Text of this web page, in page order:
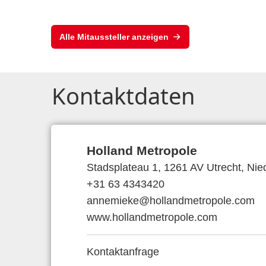
Alle Mitaussteller anzeigen
Kontaktdaten
Holland Metropole
Stadsplateau 1, 1261 AV Utrecht,
+31 63 4343420
annemieke@hollandmetropole.com
www.hollandmetropole.com
Kontaktanfrage